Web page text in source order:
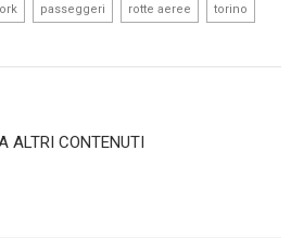
passeggeri rotte aeree torino
ALTRI CONTENUTI